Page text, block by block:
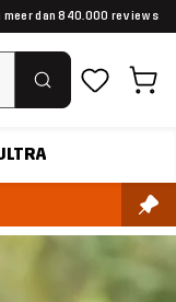
meer dan 840.000 reviews